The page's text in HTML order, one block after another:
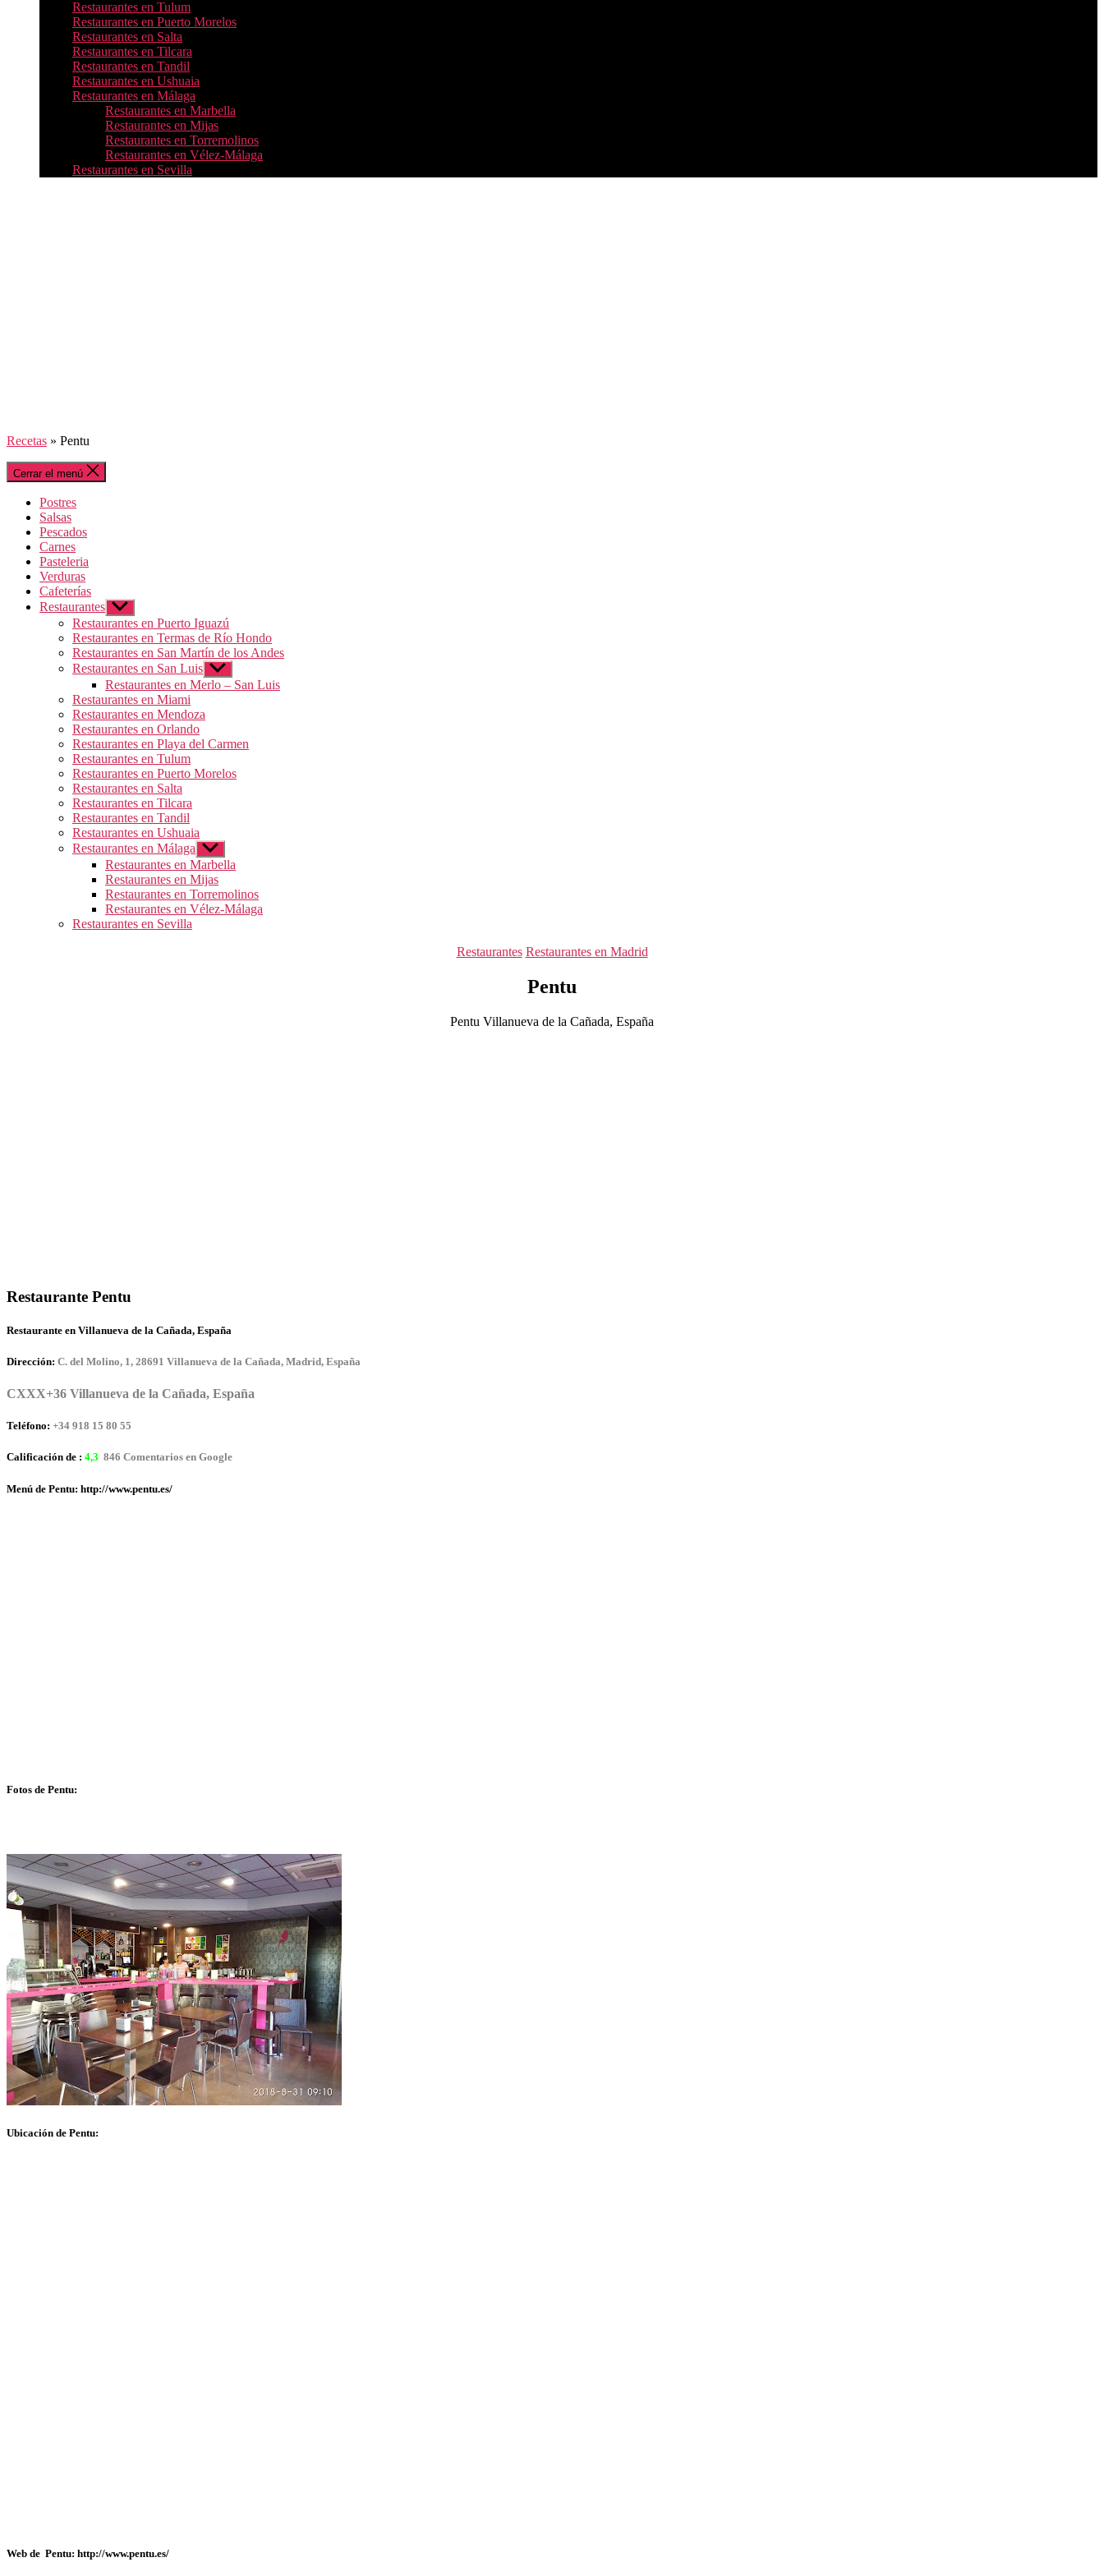
Restaurantes en Tulum
Restaurantes en Puerto Morelos
Restaurantes en Salta
Restaurantes en Tilcara
Restaurantes en Tandil
Restaurantes en Ushuaia
Restaurantes en Málaga
Restaurantes en Marbella
Restaurantes en Mijas
Restaurantes en Torremolinos
Restaurantes en Vélez-Málaga
Restaurantes en Sevilla
Recetas » Pentu
Cerrar el menú
Postres
Salsas
Pescados
Carnes
Pasteleria
Verduras
Cafeterías
Restaurantes Mostrar
el
submenú
Restaurantes en Puerto Iguazú
Restaurantes en Termas de Río Hondo
Restaurantes en San Martín de los Andes
Restaurantes en San Luis Mostrar
el
submenú
Restaurantes en Merlo – San Luis
Restaurantes en Miami
Restaurantes en Mendoza
Restaurantes en Orlando
Restaurantes en Playa del Carmen
Restaurantes en Tulum
Restaurantes en Puerto Morelos
Restaurantes en Salta
Restaurantes en Tilcara
Restaurantes en Tandil
Restaurantes en Ushuaia
Restaurantes en Málaga Mostrar
el
submenú
Restaurantes en Marbella
Restaurantes en Mijas
Restaurantes en Torremolinos
Restaurantes en Vélez-Málaga
Restaurantes en Sevilla
Categorías
Restaurantes Restaurantes en Madrid
Pentu
Pentu Villanueva de la Cañada, España
Restaurante Pentu
Restaurante en Villanueva de la Cañada, España
Dirección: C. del Molino, 1, 28691 Villanueva de la Cañada, Madrid, España
CXXX+36 Villanueva de la Cañada, España
Teléfono: +34 918 15 80 55
Calificación de : 4,3 846 Comentarios en Google
Menú de Pentu: http://www.pentu.es/
Fotos de Pentu:
Ubicación de Pentu:
Web de Pentu: http://www.pentu.es/